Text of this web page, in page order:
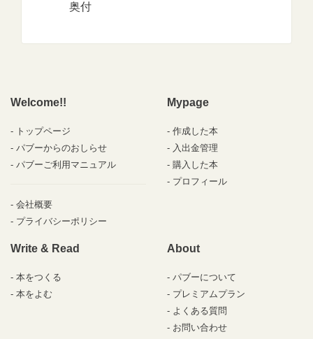
奥付
Welcome!!
トップページ
パブーからのおしらせ
パブーご利用マニュアル
会社概要
プライバシーポリシー
Mypage
作成した本
入出金管理
購入した本
プロフィール
Write & Read
本をつくる
本をよむ
About
パブーについて
プレミアムプラン
よくある質問
お問い合わせ